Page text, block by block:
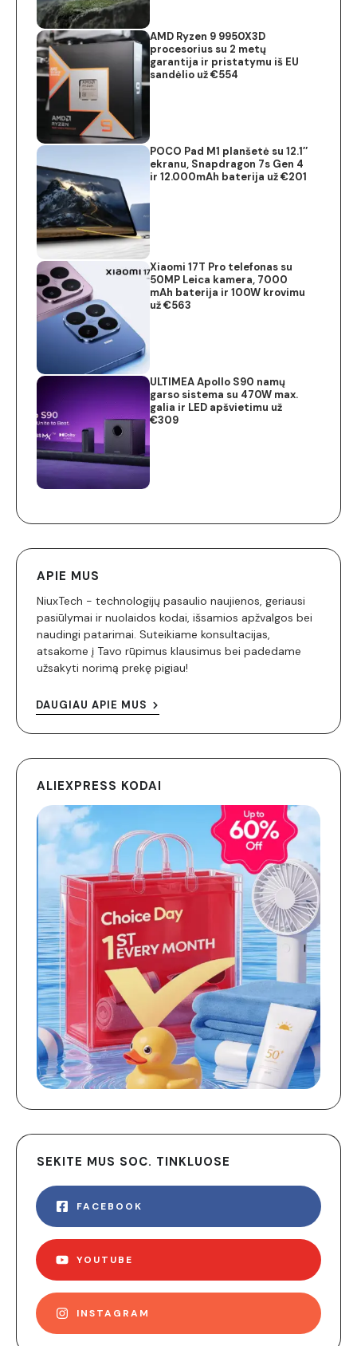
AMD Ryzen 9 9950X3D
procesorius su 2 metų
garantija ir pristatymu iš EU
sandėlio už €554
POCO Pad M1 planšetė su 12.1″
ekranu, Snapdragon 7s Gen 4
ir 12.000mAh baterija už €201
Xiaomi 17T Pro telefonas su
50MP Leica kamera, 7000
mAh baterija ir 100W krovimu
už €563
ULTIMEA Apollo S90 namų
garso sistema su 470W max.
galia ir LED apšvietimu už
€309
APIE MUS
NiuxTech - technologijų pasaulio naujienos, geriausi
pasiūlymai ir nuolaidos kodai, išsamios apžvalgos bei
naudingi patarimai. Suteikiame konsultacijas,
atsakome į Tavo rūpimus klausimus bei padedame
užsakyti norimą prekę pigiau!
DAUGIAU APIE MUS
ALIEXPRESS KODAI
SEKITE MUS SOC. TINKLUOSE
FACEBOOK
YOUTUBE
INSTAGRAM